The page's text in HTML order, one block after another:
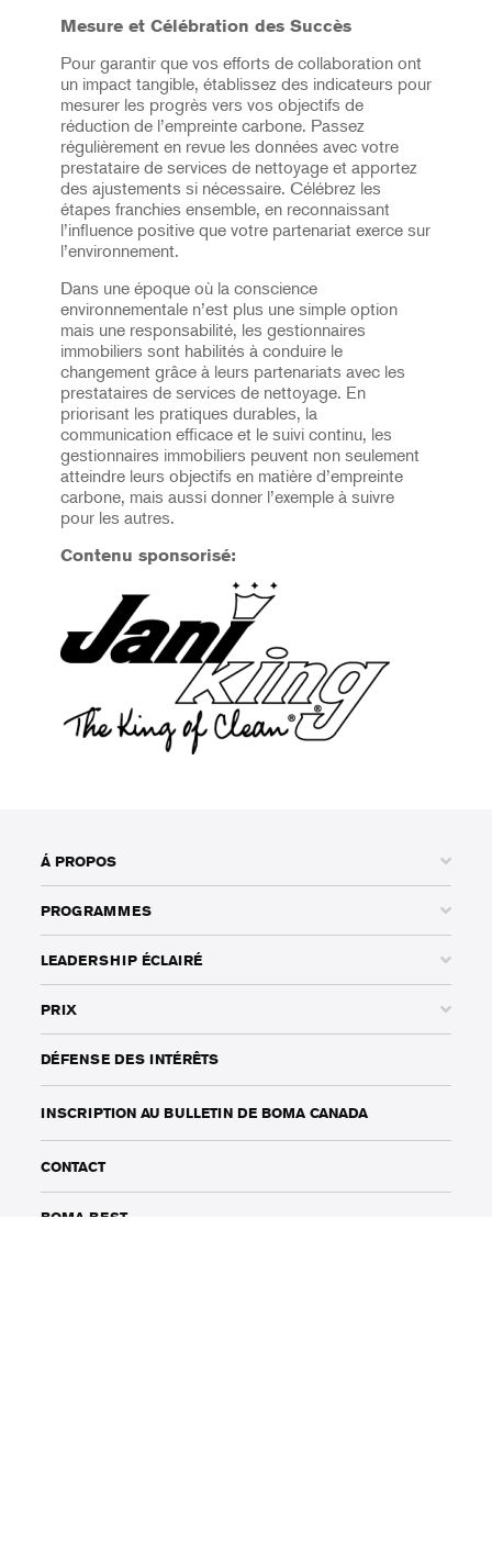
Mesure et Célébration des Succès
Pour garantir que vos efforts de collaboration ont
un impact tangible, établissez des indicateurs pour
mesurer les progrès vers vos objectifs de
réduction de l’empreinte carbone. Passez
régulièrement en revue les données avec votre
prestataire de services de nettoyage et apportez
des ajustements si nécessaire. Célébrez les
étapes franchies ensemble, en reconnaissant
l’influence positive que votre partenariat exerce sur
l’environnement.
Dans une époque où la conscience
environnementale n’est plus une simple option
mais une responsabilité, les gestionnaires
immobiliers sont habilités à conduire le
changement grâce à leurs partenariats avec les
prestataires de services de nettoyage. En
priorisant les pratiques durables, la
communication efficace et le suivi continu, les
gestionnaires immobiliers peuvent non seulement
atteindre leurs objectifs en matière d’empreinte
carbone, mais aussi donner l’exemple à suivre
pour les autres.
Contenu sponsorisé:
Á PROPOS
PROGRAMMES
LEADERSHIP ÉCLAIRÉ
PRIX
DÉFENSE DES INTÉRÊTS
INSCRIPTION AU BULLETIN DE BOMA CANADA
CONTACT
BOMA BEST